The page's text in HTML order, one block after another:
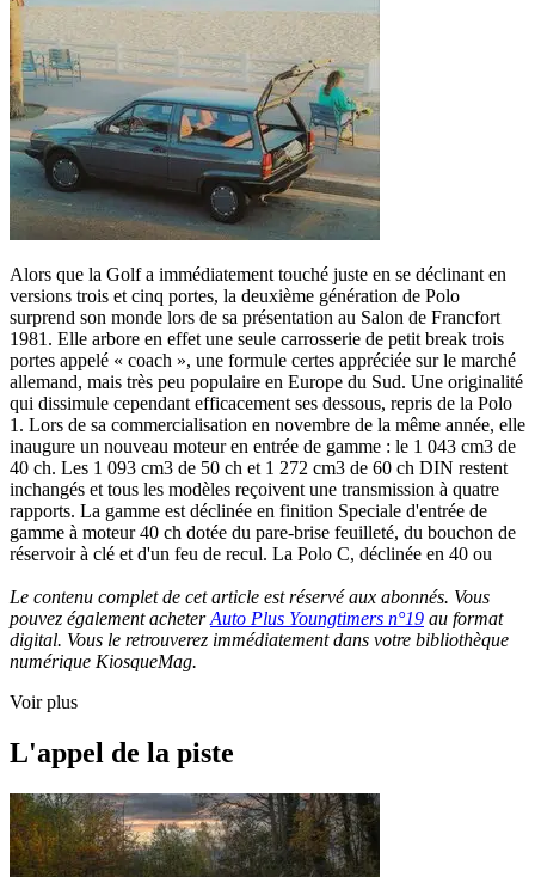
Alors que la Golf a immédiatement touché juste en se déclinant en
versions trois et cinq portes, la deuxième génération de Polo
surprend son monde lors de sa présentation au Salon de Francfort
1981. Elle arbore en effet une seule carrosserie de petit break trois
portes appelé « coach », une formule certes appréciée sur le marché
allemand, mais très peu populaire en Europe du Sud. Une originalité
qui dissimule cependant efficacement ses dessous, repris de la Polo
1. Lors de sa commercialisation en novembre de la même année, elle
inaugure un nouveau moteur en entrée de gamme : le 1 043 cm3 de
40 ch. Les 1 093 cm3 de 50 ch et 1 272 cm3 de 60 ch DIN restent
inchangés et tous les modèles reçoivent une transmission à quatre
rapports. La gamme est déclinée en finition Speciale d'entrée de
gamme à moteur 40 ch dotée du pare-brise feuilleté, du bouchon de
réservoir à clé et d'un feu de recul. La Polo C, déclinée en 40 ou
Le contenu complet de cet article est réservé aux abonnés. Vous
pouvez également acheterAuto Plus Youngtimers n°19 au format
digital. Vous le retrouverez immédiatement dans votre bibliothèque
numérique KiosqueMag.
Voir plus
L'appel de la piste